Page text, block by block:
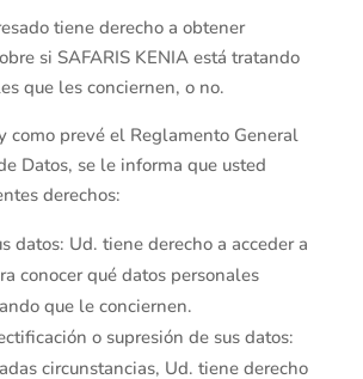
tiene derecho a obtener
si SAFARIS KENIA está tratando
que les conciernen, o no.
como prevé el Reglamento General
Datos, se le informa que usted
derechos:
datos: Ud. tiene derecho a acceder a
conocer qué datos personales
que le conciernen.
o supresión de sus datos:
circunstancias, Ud. tiene derecho